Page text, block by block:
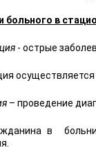
больного в
- острые
– проведение
в